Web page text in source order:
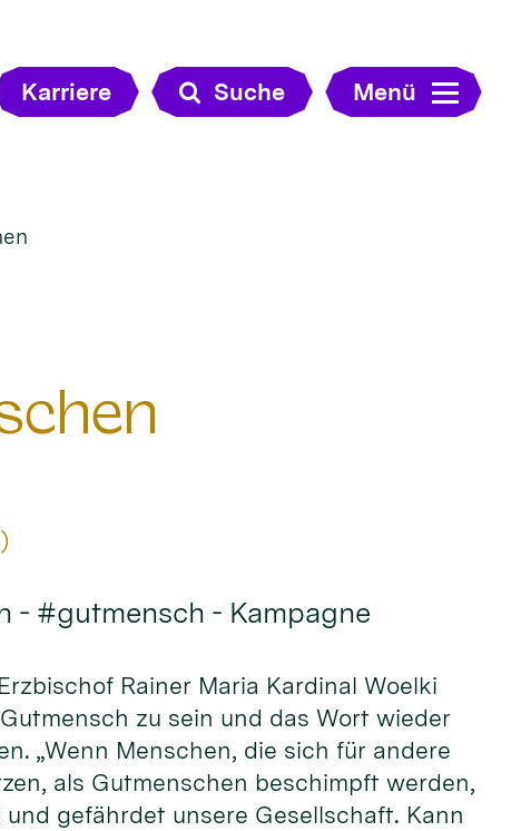
Karriere Suche Menü
- #gutmensch - Kampagne
Rainer Maria Kardinal Woelki
zu sein und das Wort wieder
„Wenn Menschen, die sich für andere
als Gutmenschen beschimpft werden,
gefährdet unsere Gesellschaft. Kann